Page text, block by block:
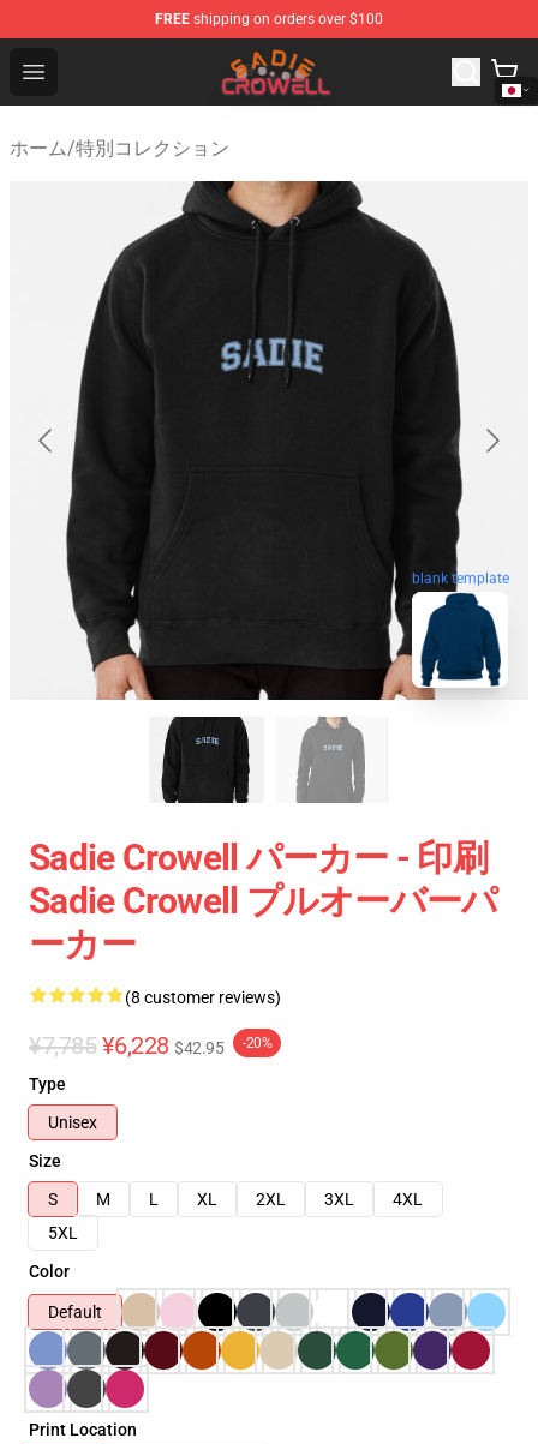
FREE shipping on orders over $100
Open menu
Sadie Crowell Store - Official Sadie Crowell Merchandise
ホーム/特別コレクション
blank template
Sadie Crowell パーカー - 印刷
Sadie Crowell プルオーバーパ
ーカー
(8 customer reviews)
¥7,785 ¥6,228 $42.95 -20%
Type
Unisex
Size
S
M L XL 2XL 3XL
4XL
5XL
Color
Default
Print Location